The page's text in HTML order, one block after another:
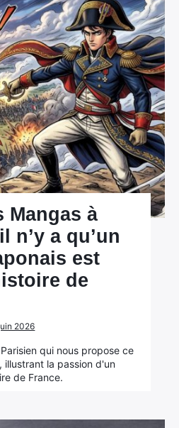
Mangas à
n’y a qu’un
est
de
2026
qui nous propose ce
illustrant la passion d'un
de France.